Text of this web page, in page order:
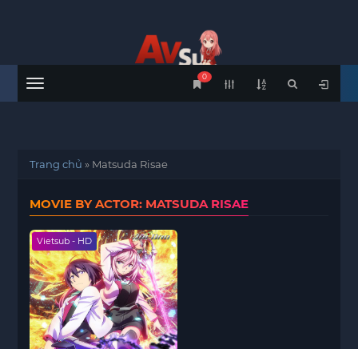
Menu
0
Trang chủ » Matsuda Risae
MOVIE BY ACTOR: MATSUDA RISAE
Vietsub - HD